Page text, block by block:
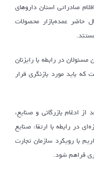
صادراتی استان داروهای
عمده‌بازار محصولات
در رابطه با رایزنان
باید مورد بازنگری قرار
ادغام بازرگانی و صنایع،
در رابطه با ارتقاء صنایع
با رویکرد سازمان تجارت
فراهم شود.